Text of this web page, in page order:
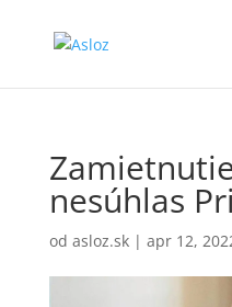
nesúhlas
od asloz.sk| apr 12,